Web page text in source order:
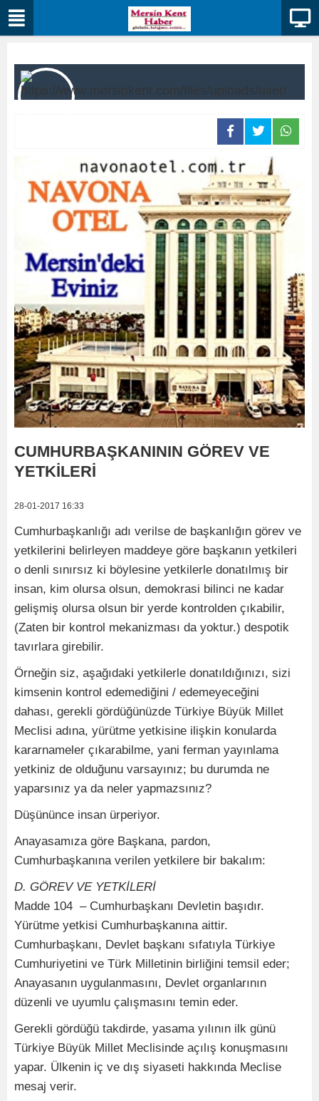
CUMHURBAŞKANININ GÖREV VE
YETKİLERİ
28-01-2017 16:33
Cumhurbaşkanlığı adı verilse de başkanlığın görev ve
yetkilerini belirleyen maddeye göre başkanın yetkileri
o denli sınırsız ki böylesine yetkilerle donatılmış bir
insan, kim olursa olsun, demokrasi bilinci ne kadar
gelişmiş olursa olsun bir yerde kontrolden çıkabilir,
(Zaten bir kontrol mekanizması da yoktur.) despotik
tavırlara girebilir.
Örneğin siz, aşağıdaki yetkilerle donatıldığınızı, sizi
kimsenin kontrol edemediğini / edemeyeceğini
dahası, gerekli gördüğünüzde Türkiye Büyük Millet
Meclisi adına, yürütme yetkisine ilişkin konularda
kararnameler çıkarabilme, yani ferman yayınlama
yetkiniz de olduğunu varsayınız; bu durumda ne
yaparsınız ya da neler yapmazsınız?
Düşününce insan ürperiyor.
Anayasamıza göre Başkana, pardon,
Cumhurbaşkanına verilen yetkilere bir bakalım:
D. GÖREV VE YETKİLERİ
Madde 104 – Cumhurbaşkanı Devletin başıdır.
Yürütme yetkisi Cumhurbaşkanına aittir.
Cumhurbaşkanı, Devlet başkanı sıfatıyla Türkiye
Cumhuriyetini ve Türk Milletinin birliğini temsil eder;
Anayasanın uygulanmasını, Devlet organlarının
düzenli ve uyumlu çalışmasını temin eder.
Gerekli gördüğü takdirde, yasama yılının ilk günü
Türkiye Büyük Millet Meclisinde açılış konuşmasını
yapar. Ülkenin iç ve dış siyaseti hakkında Meclise
mesaj verir.